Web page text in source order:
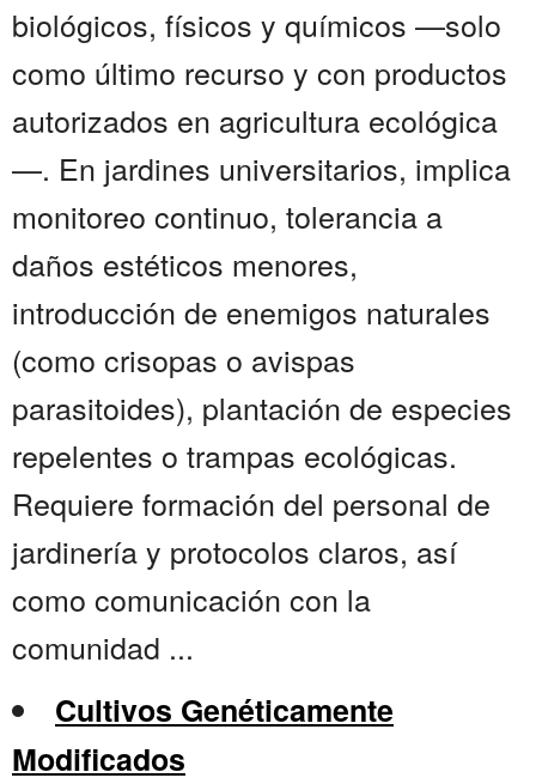
biológicos, físicos y químicos —solo
como último recurso y con productos
autorizados en agricultura ecológica
—. En jardines universitarios, implica
monitoreo continuo, tolerancia a
daños estéticos menores,
introducción de enemigos naturales
(como crisopas o avispas
parasitoides), plantación de especies
repelentes o trampas ecológicas.
Requiere formación del personal de
jardinería y protocolos claros, así
como comunicación con la
comunidad ...
Cultivos Genéticamente
Modificados